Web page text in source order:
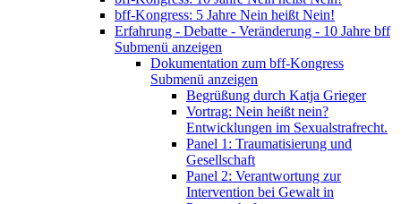
bff-Kongress: 5 Jahre Nein heißt Nein!
Erfahrung - Debatte - Veränderung - 10 Jahre bff
Submenü anzeigen
Dokumentation zum bff-Kongress
Submenü anzeigen
Begrüßung durch Katja Grieger
Vortrag: Nein heißt nein?
Entwicklungen im Sexualstrafrecht.
Panel 1: Traumatisierung und
Gesellschaft
Panel 2: Verantwortung zur
Intervention bei Gewalt in